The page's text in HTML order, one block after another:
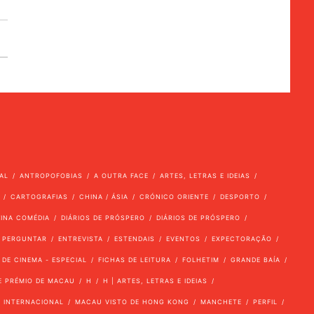
ANTROPOFOBIAS A OUTRA FACE ARTES, LETRAS E IDEIAS
CARTOGRAFIAS CHINA / ÁSIA CRÓNICO ORIENTE DESPORTO
COMÉDIA DIÁRIOS DE PRÓSPERO DIÁRIOS DE PRÓSPERO
ENTREVISTA ESTENDAIS EVENTOS EXPECTORAÇÃO
CINEMA - ESPECIAL FICHAS DE LEITURA FOLHETIM GRANDE BAÍA
PRÉMIO DE MACAU H H | ARTES, LETRAS E IDEIAS
INTERNACIONAL MACAU VISTO DE HONG KONG MANCHETE PERFIL